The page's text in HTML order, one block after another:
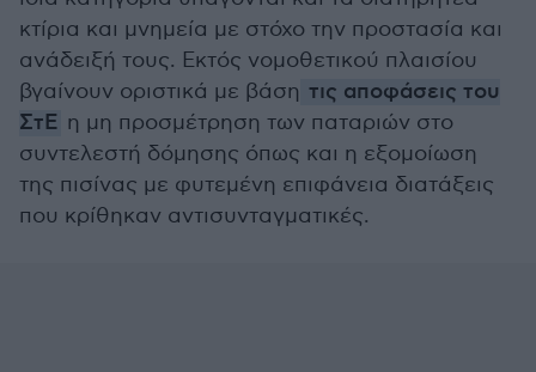
κτίρια και μνημεία με στόχο την προστασία και
ανάδειξή τους. Εκτός νομοθετικού πλαισίου
βγαίνουν οριστικά με βάση τις αποφάσεις του
ΣτΕ η μη προσμέτρηση των παταριών στο
συντελεστή δόμησης όπως και η εξομοίωση
της πισίνας με φυτεμένη επιφάνεια διατάξεις
που κρίθηκαν αντισυνταγματικές.